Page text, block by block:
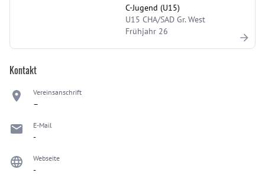
C-Jugend (U15)
U15 CHA/SAD Gr. West
Frühjahr 26
Kontakt
Vereinsanschrift
–
E-Mail
-
Webseite
-